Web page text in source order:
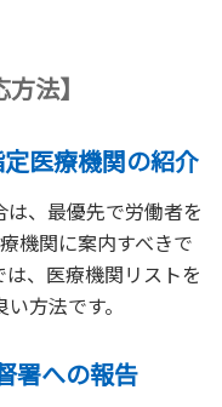
法】
医療機関の紹介
、最優先で労働者を
機関に案内すべきで
、医療機関リストを
方法です。
署への報告